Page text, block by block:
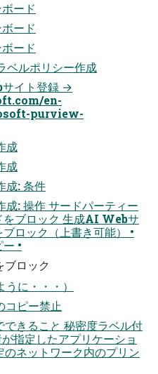
ード
ード
ード
ルポリシー作成
イト登録 →
en-
purview-
成
成
: 条件
: 操作 サードパーティー
をブロック 生成AI Webサ
ロック（上書き可能） •
•
ブロック
に・・・）
コピー禁止
きること 秘密度ラベル付
指定したアプリケーショ
のネットワーク内のプリン